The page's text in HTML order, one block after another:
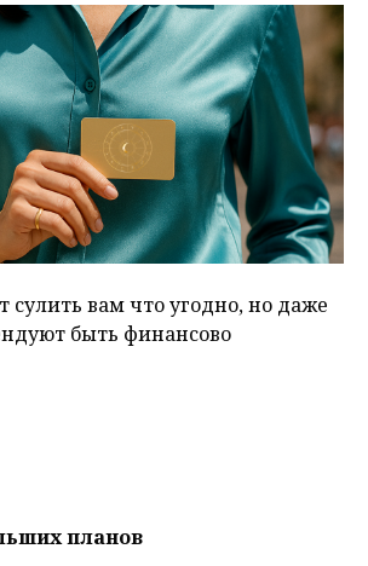
сулить вам что угодно, но даже
быть финансово
планов